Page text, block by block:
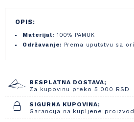
OPIS:
Materijal: 100% PAMUK
Održavanje: Prema uputstvu sa
BESPLATNA DOSTAVA;
Za kupovinu preko 5.000 RSD
SIGURNA KUPOVINA;
Garancija na kupljene